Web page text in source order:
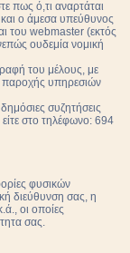
πως ό,τι αναρτάται
ο άμεσα υπεύθυνος
του webmaster (εκτός
ουδεμία νομική
του μέλους, με
παροχής υπηρεσιών
συζητήσεις
στο τηλέφωνο: 694
φυσικών
διεύθυνση σας, η
οι οποίες
σας.